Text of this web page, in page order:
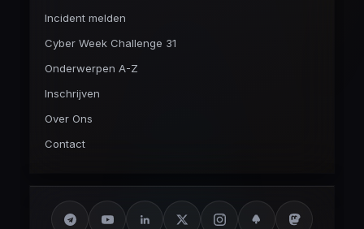
Incident melden
Cyber Week Challenge 31
Onderwerpen A-Z
Inschrijven
Over Ons
Contact